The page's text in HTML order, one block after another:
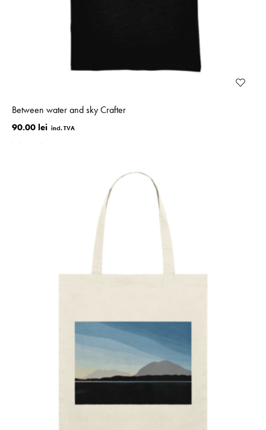
Between water and sky Crafter
90.00 lei